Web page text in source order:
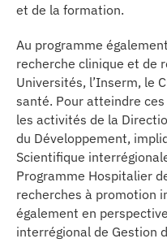
et de la formation.
Au programme
recherche clinique et de
Universités, l’Inserm, le
santé. Pour atteindre
les activités de la
du Développement,
Scientifique
Programme Hospitalier
recherches à promotion
également en
interrégional de Gestion